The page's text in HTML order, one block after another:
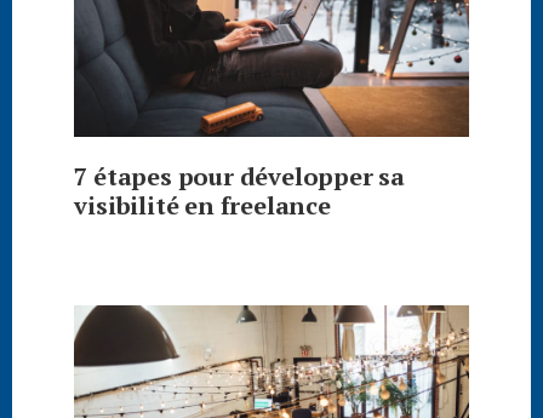
7 étapes pour développer sa
visibilité en freelance